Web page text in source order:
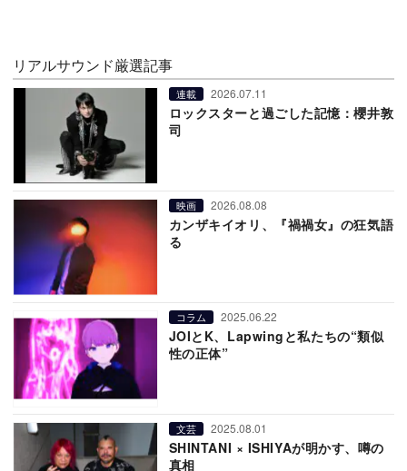
リアルサウンド厳選記事
連載 2026.07.11
ロックスターと過ごした記憶：櫻井敦
司
映画 2026.08.08
カンザキイオリ、『禍禍女』の狂気語
る
コラム 2025.06.22
JOIとK、Lapwingと私たちの“類似
性の正体”
文芸 2025.08.01
SHINTANI × ISHIYAが明かす、噂の
真相